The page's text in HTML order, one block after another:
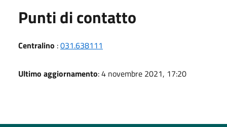
Punti di contatto
Centralino :031.638111
Ultimo aggiornamento: 4 novembre 2021, 17:20